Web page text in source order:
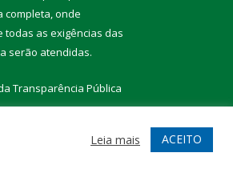
completa, onde
todas as exigências das
serão atendidas.
Transparência Pública
Leia mais ACEITO